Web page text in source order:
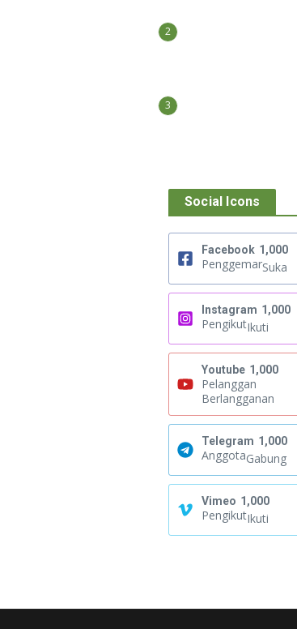
2
3
Social Icons
Facebook 1,000
PenggemarSuka
Instagram 1,000
PengikutIkuti
Youtube 1,000
Pelanggan
Berlangganan
Telegram 1,000
AnggotaGabung
Vimeo 1,000
PengikutIkuti